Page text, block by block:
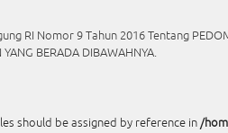
RI Nomor 9 Tahun 2016 Tentang
BERADA DIBAWAHNYA.
should be assigned by reference in /